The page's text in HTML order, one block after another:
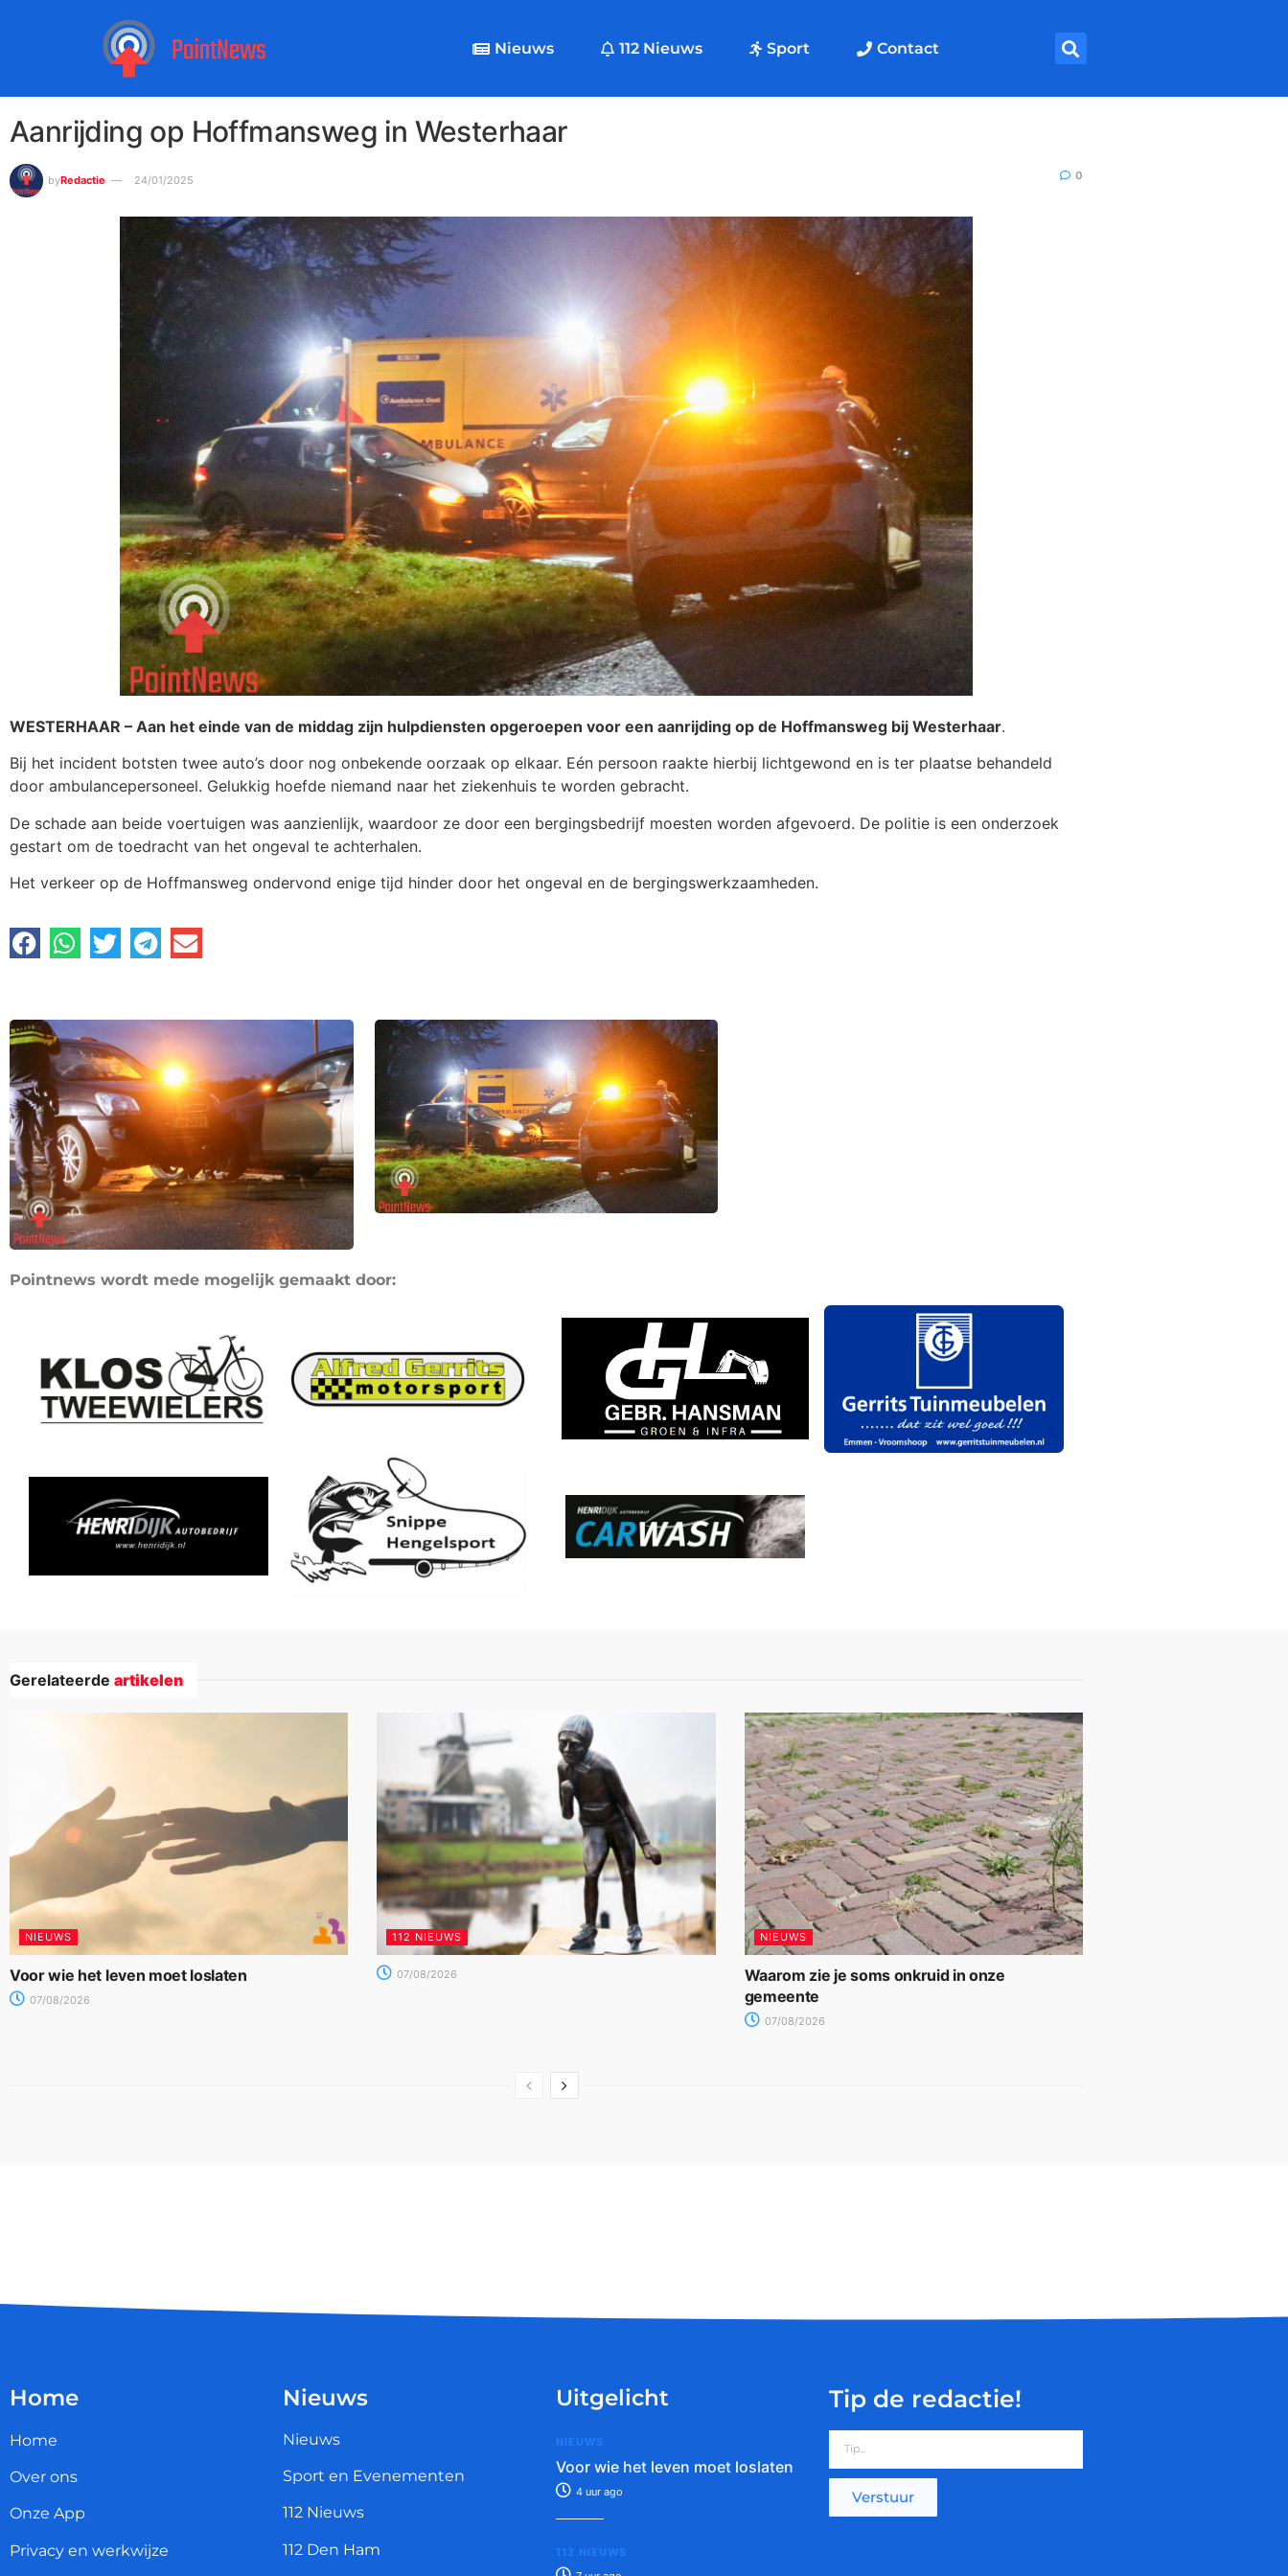
Nieuws 112 Nieuws Sport Contact
Aanrijding op Hoffmansweg in Westerhaar
byRedactie 24/01/2025 0
WESTERHAAR – Aan het einde van de middag zijn hulpdiensten opgeroepen voor een aanrijding op de Hoffmansweg bij Westerhaar.
Bij het incident botsten twee auto’s door nog onbekende oorzaak op elkaar. Eén persoon raakte hierbij lichtgewond en is ter plaatse behandeld
door ambulancepersoneel. Gelukkig hoefde niemand naar het ziekenhuis te worden gebracht.
De schade aan beide voertuigen was aanzienlijk, waardoor ze door een bergingsbedrijf moesten worden afgevoerd. De politie is een onderzoek
gestart om de toedracht van het ongeval te achterhalen.
Het verkeer op de Hoffmansweg ondervond enige tijd hinder door het ongeval en de bergingswerkzaamheden.
Pointnews wordt mede mogelijk gemaakt door:
Gerelateerde artikelen
NIEUWS
Voor wie het leven moet loslaten
07/08/2026
112 NIEUWS
07/08/2026
NIEUWS
Waarom zie je soms onkruid in onze
gemeente
07/08/2026
Home
Home
Over ons
Onze App
Privacy en werkwijze
Nieuws
Nieuws
Sport en Evenementen
112 Nieuws
112 Den Ham
Uitgelicht
NIEUWS
Voor wie het leven moet loslaten
4 uur ago
112 NIEUWS
Tip de redactie!
Verstuur